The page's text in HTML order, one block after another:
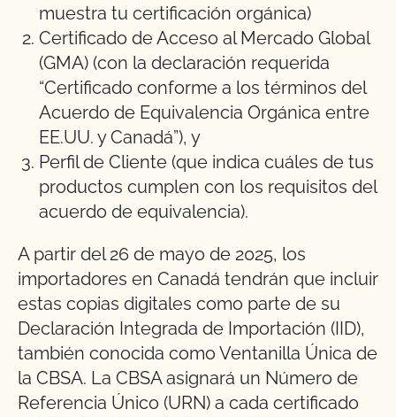
muestra tu certificación orgánica)
Certificado de Acceso al Mercado Global
(GMA) (con la declaración requerida
“Certificado conforme a los términos del
Acuerdo de Equivalencia Orgánica entre
EE.UU. y Canadá”), y
Perfil de Cliente (que indica cuáles de tus
productos cumplen con los requisitos del
acuerdo de equivalencia).
A partir del 26 de mayo de 2025, los
importadores en Canadá tendrán que incluir
estas copias digitales como parte de su
Declaración Integrada de Importación (IID),
también conocida como Ventanilla Única de
la CBSA. La CBSA asignará un Número de
Referencia Único (URN) a cada certificado